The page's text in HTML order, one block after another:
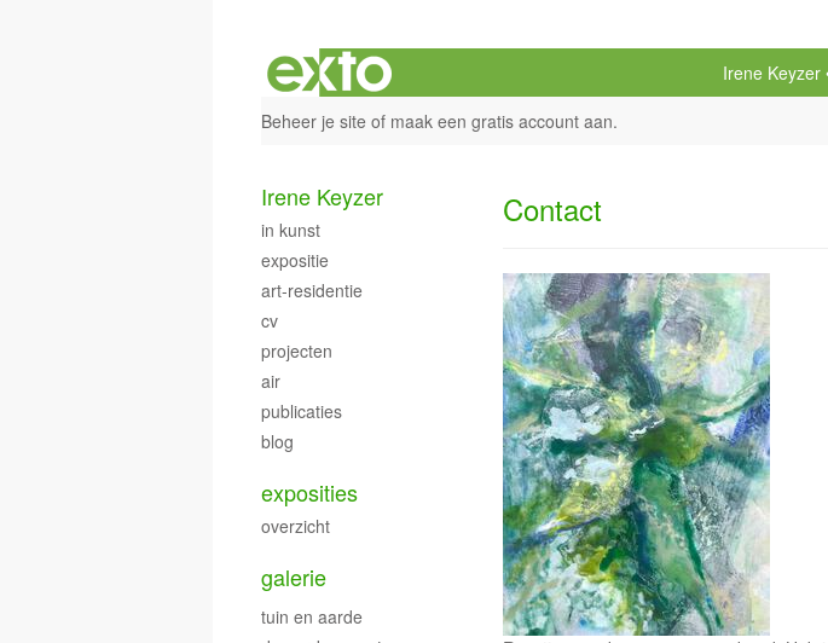
Irene Keyzer
Beheer je site of maak een gratis account aan.
Contact
Irene Keyzer
in kunst
expositie
art-residentie
cv
projecten
air
publicaties
blog
exposities
overzicht
galerie
tuin en aarde